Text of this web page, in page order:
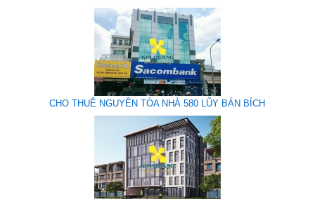
CHO THUÊ NGUYÊN TÒA NHÀ 580 LŨY BÁN BÍCH